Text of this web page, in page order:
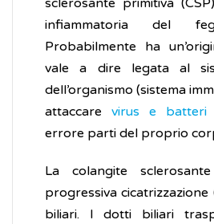
sclerosante primitiva
infiammatoria del
Probabilmente ha
vale a dire legata al
dell’organismo (sistema
attaccare virus e batteri
errore parti del proprio
La colangite
progressiva
biliari. I dotti biliari